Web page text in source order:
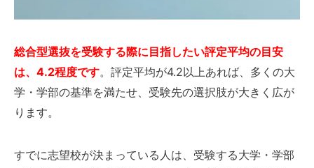
総合型選抜を受験する際に目指したい評定平均の目安
は、4.2程度です。評定平均が4.2以上あれば、多くの大
学・学部の基準を満たせ、受験先の選択肢が大きく広が
ります。
すでに志望校が決まっている人は、受験する大学・学部